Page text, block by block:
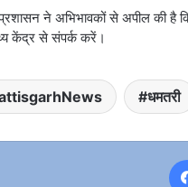
ने अभिभावकों से अपील की है
केंद्र से संपर्क करें।
धमतरी